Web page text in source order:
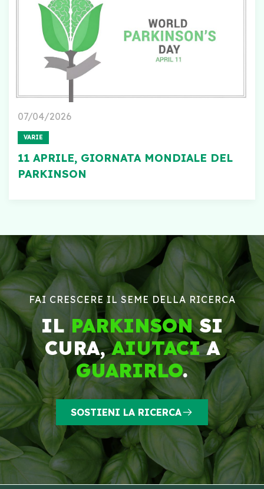
07/04/2026
VARIE
11 APRILE, GIORNATA MONDIALE DEL
PARKINSON
FAI CRESCERE IL SEME DELLA RICERCA
ILPARKINSONSI
CURA,AIUTACIA
GUARIRLO.
SOSTIENI LA RICERCA